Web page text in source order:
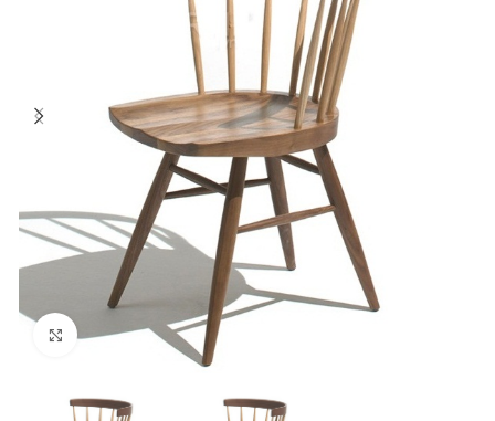
Click to enlarge